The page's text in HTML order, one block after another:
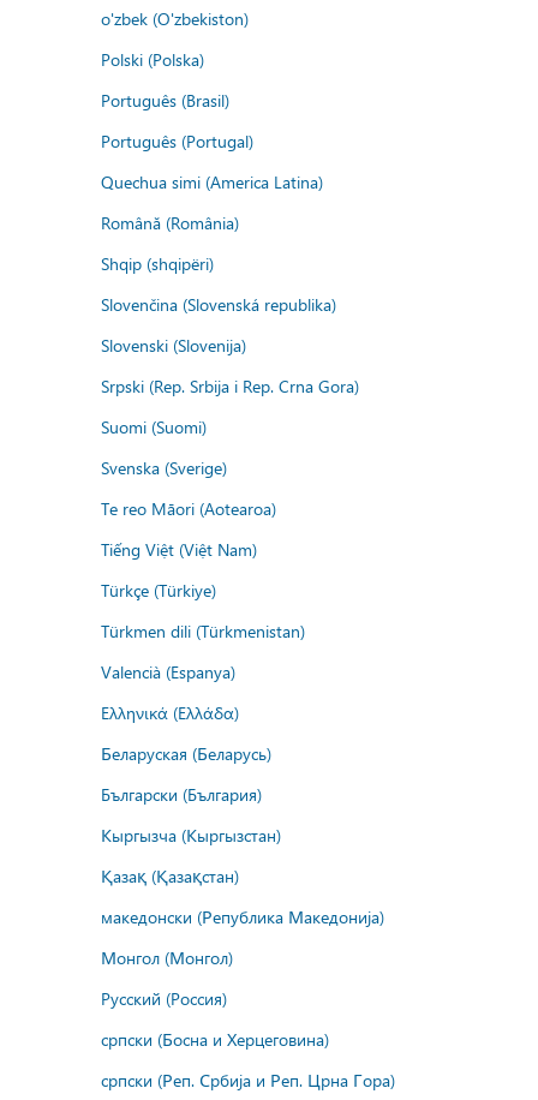
o'zbek (O'zbekiston)
Polski (Polska)
Português (Brasil)
Português (Portugal)
Quechua simi (America Latina)
Română (România)
Shqip (shqipëri)
Slovenčina (Slovenská republika)
Slovenski (Slovenija)
Srpski (Rep. Srbija i Rep. Crna Gora)
Suomi (Suomi)
Svenska (Sverige)
Te reo Māori (Aotearoa)
Tiếng Việt (Việt Nam)
Türkçe (Türkiye)
Türkmen dili (Türkmenistan)
Valencià (Espanya)
Ελληνικά (Ελλάδα)
Беларуская (Беларусь)
Български (България)
Кыргызча (Кыргызстан)
Қазақ (Қазақстан)
македонски (Република Македонија)
Монгол (Монгол)
Русский (Россия)
српски (Босна и Херцеговина)
српски (Реп. Србија и Реп. Црна Гора)